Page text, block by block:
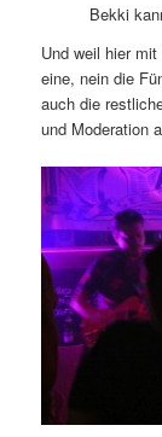
Bekki
Und weil hier
eine, nein die
auch die
und Moderation